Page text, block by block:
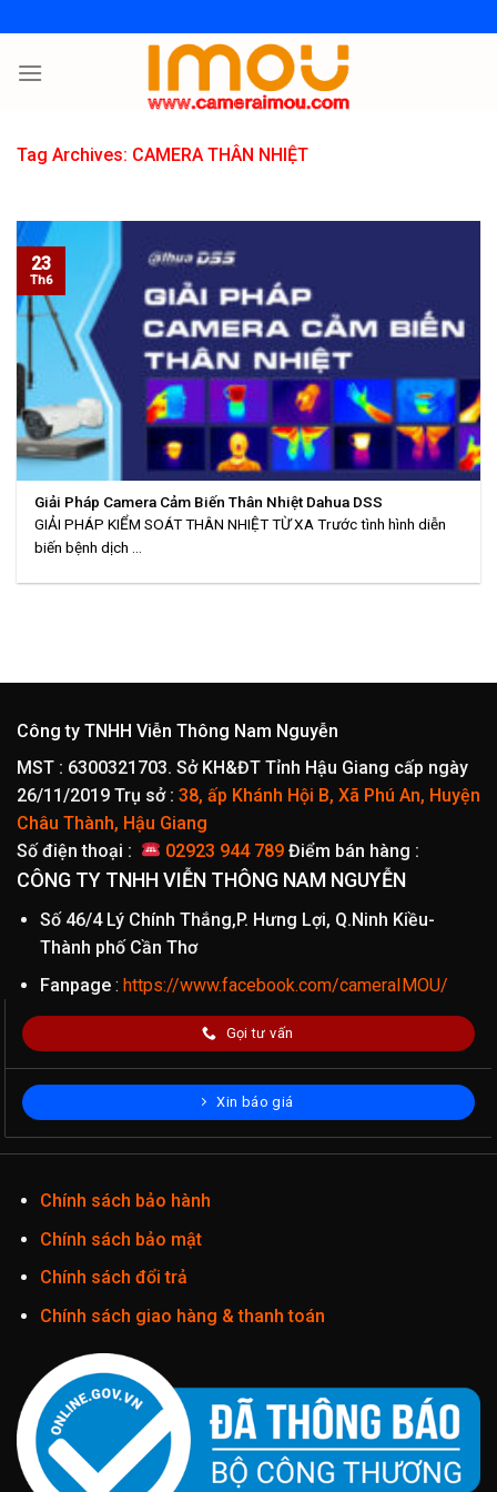
to
content
Tag Archives: CAMERA THÂN NHIỆT
Giải Pháp Camera Cảm Biến Thân Nhiệt Dahua DSS
GIẢI PHÁP KIỂM SOÁT THÂN NHIỆT TỪ XA Trước tình hình diễn
biến bệnh dịch ...
23
Th6
Công ty TNHH Viễn Thông Nam Nguyễn
MST : 6300321703. Sở KH&ĐT Tỉnh Hậu Giang cấp ngày
26/11/2019 Trụ sở : 38, ấp Khánh Hội B, Xã Phú An, Huyện
Châu Thành, Hậu Giang
Số điện thoại :
02923 944 789 Điểm bán hàng :
CÔNG TY TNHH VIỄN THÔNG NAM NGUYỄN
Số 46/4 Lý Chính Thắng,P. Hưng Lợi, Q.Ninh Kiều-
Thành phố Cần Thơ
Fanpage: https://www.facebook.com/cameraIMOU/
Gọi tư vấn
Xin báo giá
Chính sách bảo hành
Chính sách bảo mật
Chính sách đổi trả
Chính sách giao hàng & thanh toán